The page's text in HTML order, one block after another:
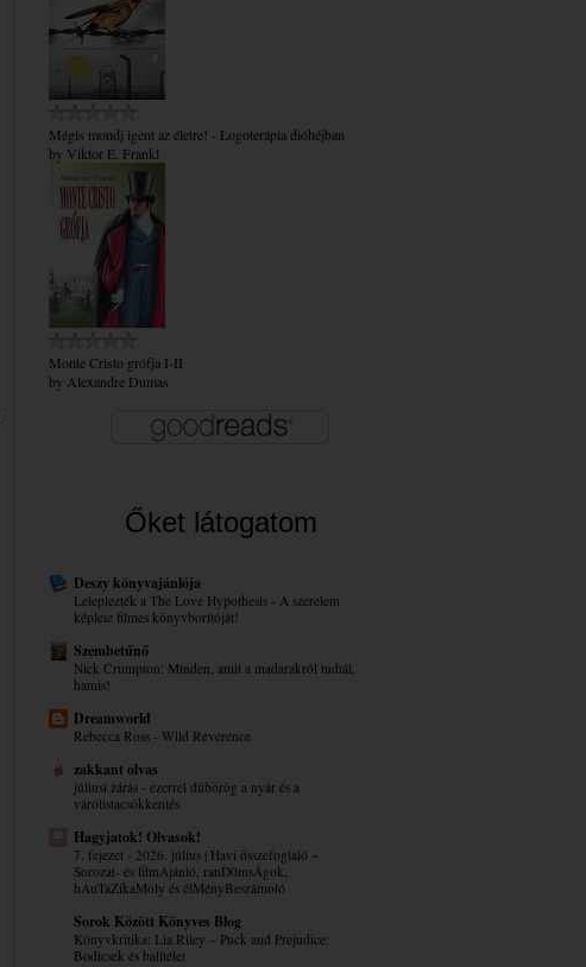
Mégis mondj igent az életre! - Logoterápia dióhéjban
by Viktor E. Frankl
Monte Cristo grófja I-II
by Alexandre Dumas
Őket látogatom
Deszy könyvajánlója
Leleplezték a The Love Hypothesis - A szerelem
képlete filmes könyvborítóját!
Szembetűnő
Nick Crumpton: Minden, amit a madarakról tudtál,
hamis!
Dreamworld
Rebecca Ross - Wild Reverence
zakkant olvas
júliusi zárás - ezerrel dübörög a nyár és a
várólistacsökkentés
Hagyjatok! Olvasok!
7. fejezet - 2026. július | Havi összefoglaló ~
Sorozat- és filmAjánló, ranD0msÁgok,
hAuTaZikaMoly és élMényBeszámoló
Sorok Között Könyves Blog
Könyvkritika: Lia Riley – Puck ​and Prejudice:
Bodicsek és balítélet